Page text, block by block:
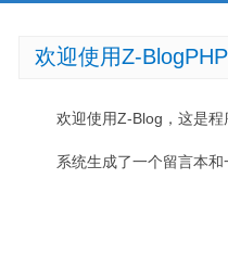
欢迎使用Z-BlogPHP
欢迎使用Z-Blog，这是
系统生成了一个留言本